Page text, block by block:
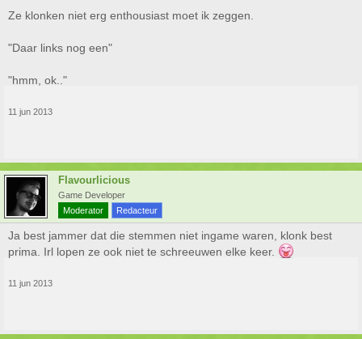
Ze klonken niet erg enthousiast moet ik zeggen.
"Daar links nog een"
"hmm, ok.."
11 jun 2013
Flavourlicious
Game Developer
Moderator
Redacteur
Ja best jammer dat die stemmen niet ingame waren, klonk best
prima. Irl lopen ze ook niet te schreeuwen elke keer.
11 jun 2013